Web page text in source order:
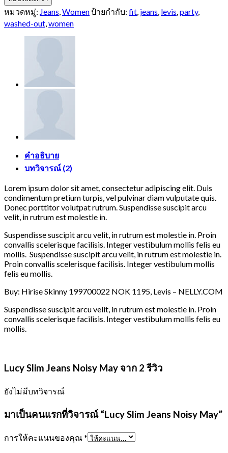
Slim
Jeans
Noisy
May
หมวดหมู่: Jeans,Womenป้ายกำกับ: fit, jeans, levis,party,
washed-out,women
คำอธิบาย
บทวิจารณ์ (2)
Lorem ipsum dolor sit amet, consectetur adipiscing elit. Duis
condimentum pretium turpis, vel pulvinar diam vulputate quis.
Donec porttitor volutpat rutrum. Suspendisse suscipit arcu
velit, in rutrum est molestie in.
Suspendisse suscipit arcu velit, in rutrum est molestie in. Proin
convallis scelerisque facilisis. Integer vestibulum mollis felis eu
mollis. Suspendisse suscipit arcu velit, in rutrum est molestie in.
Proin convallis scelerisque facilisis. Integer vestibulum mollis
felis eu mollis.
Buy: Hirise Skinny 199700022 NOK 1195, Levis – NELLY.COM
Suspendisse suscipit arcu velit, in rutrum est molestie in. Proin
convallis scelerisque facilisis. Integer vestibulum mollis felis eu
mollis.
Lucy Slim Jeans Noisy May จาก 2 รีวิว
ยังไม่มีบทวิจารณ์
มาเป็นคนแรกที่วิจารณ์ “Lucy Slim Jeans Noisy May”
การให้คะแนนของคุณ*